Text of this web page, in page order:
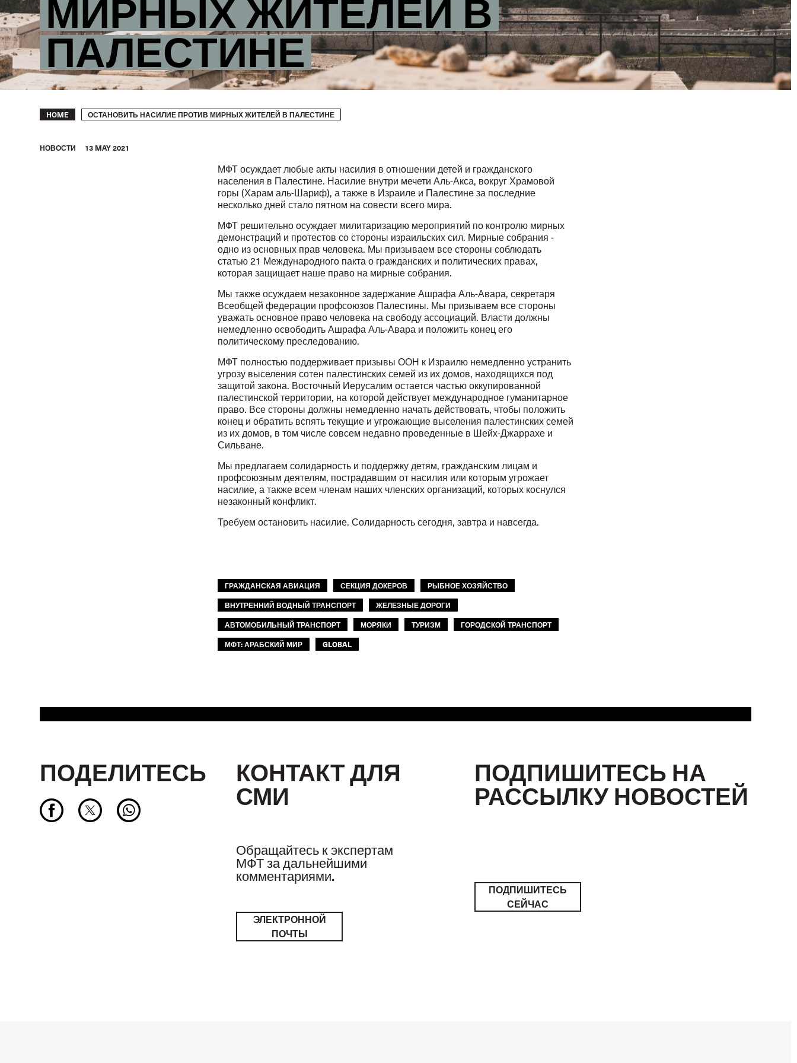
ПАЛЕСТИНЕ
Breadcrumb
HOME ОСТАНОВИТЬ НАСИЛИЕ ПРОТИВ МИРНЫХ ЖИТЕЛЕЙ В ПАЛЕСТИНЕ
HОВОСТИ 13 MAY 2021
МФТ осуждает любые акты насилия в отношении детей и гражданского
населения в Палестине. Насилие внутри мечети Аль-Акса, вокруг Храмовой
горы (Харам аль-Шариф), а также в Израиле и Палестине за последние
несколько дней стало пятном на совести всего мира.
МФТ решительно осуждает милитаризацию мероприятий по контролю мирных
демонстраций и протестов со стороны израильских сил. Мирные собрания -
одно из основных прав человека. Мы призываем все стороны соблюдать
статью 21 Международного пакта о гражданских и политических правах,
которая защищает наше право на мирные собрания.
Мы также осуждаем незаконное задержание Ашрафа Аль-Авара, секретаря
Всеобщей федерации профсоюзов Палестины. Мы призываем все стороны
уважать основное право человека на свободу ассоциаций. Власти должны
немедленно освободить Ашрафа Аль-Авара и положить конец его
политическому преследованию.
МФТ полностью поддерживает призывы ООН к Израилю немедленно устранить
угрозу выселения сотен палестинских семей из их домов, находящихся под
защитой закона. Восточный Иерусалим остается частью оккупированной
палестинской территории, на которой действует международное гуманитарное
право. Все стороны должны немедленно начать действовать, чтобы положить
конец и обратить вспять текущие и угрожающие выселения палестинских семей
из их домов, в том числе совсем недавно проведенные в Шейх-Джаррахе и
Сильване.
Мы предлагаем солидарность и поддержку детям, гражданским лицам и
профсоюзным деятелям, пострадавшим от насилия или которым угрожает
насилие, а также всем членам наших членских организаций, которых коснулся
незаконный конфликт.
Требуем остановить насилие. Солидарность сегодня, завтра и навсегда.
ГРАЖДАНСКАЯ АВИАЦИЯ СЕКЦИЯ ДОКЕРОВ
РЫБНОЕ ХОЗЯЙСТВО
ВНУТРЕННИЙ ВОДНЫЙ ТРАНСПОРТ
ЖЕЛЕЗНЫЕ ДОРОГИ
АВТОМОБИЛЬНЫЙ ТРАНСПОРТ
МОРЯКИ ТУРИЗМ
ГОРОДСКОЙ ТРАНСПОРТ
МФТ: АРАБСКИЙ МИР
GLOBAL
ПОДЕЛИТЕСЬ КОНТАКТ ДЛЯ
СМИ
Обращайтесь к экспертам
МФТ за дальнейшими
комментариями.
ЭЛЕКТРОННОЙ
ПОЧТЫ
ПОДПИШИТЕСЬ НА
РАССЫЛКУ НОВОСТЕЙ
ПОДПИШИТЕСЬ
СЕЙЧАС